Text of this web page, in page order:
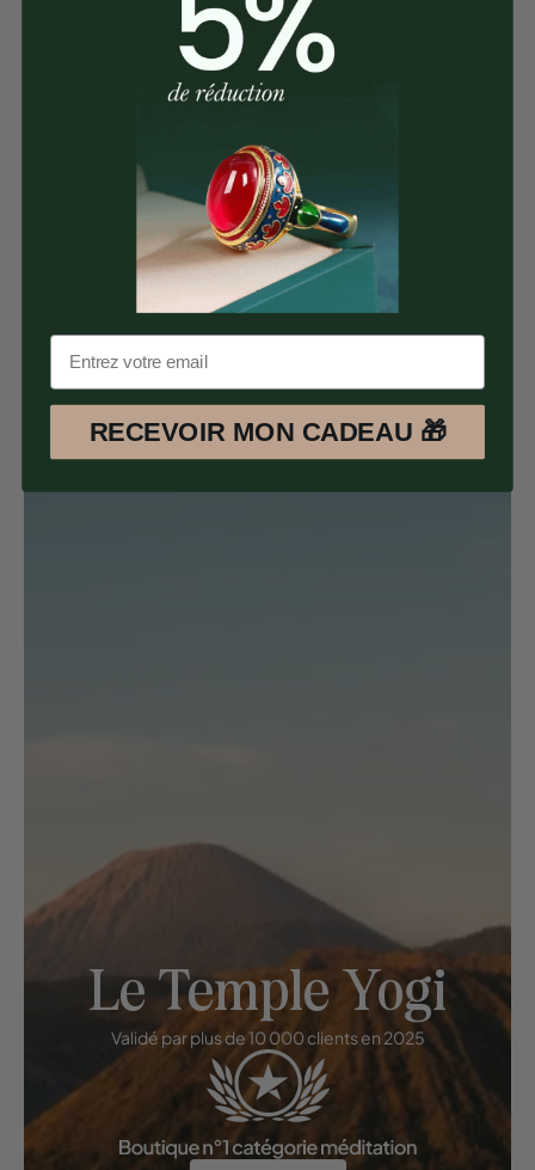
Paiement Sécurisé
Nous confions la gestion de nos paiements en ligne à Stripe &
Paypal 100% Sécurisés.
Satisfait ou Remboursé
Les retours sont possible pendant 30 jours après réception
des articles.
Le Temple Yogi
Validé par plus de 10 000 clients en 2025
RECEVOIR MON CADEAU 🎁